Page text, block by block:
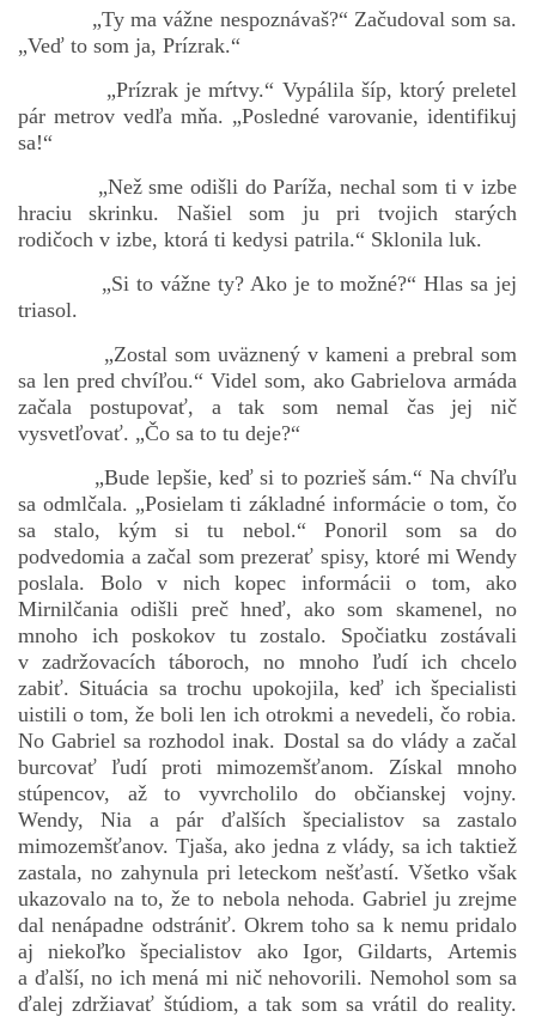
Príbehy a poviedky na tejto stránke sú duševným
vlastníctvom autorov. Všetky práva vyhradené.
© 2026 eStránky.sk| RSS|WebSlice |Aktualizované 5. 8. 2026|
Hore ↑
„Ty ma vážne nespoznávaš?“ Začudoval som sa.
„Veď to som ja, Prízrak.“
„Prízrak je mŕtvy.“ Vypálila šíp, ktorý preletel
pár metrov vedľa mňa. „Posledné varovanie, identifikuj
sa!“
„Než sme odišli do Paríža, nechal som ti v izbe
hraciu skrinku. Našiel som ju pri tvojich starých
rodičoch v izbe, ktorá ti kedysi patrila.“ Sklonila luk.
„Si to vážne ty? Ako je to možné?“ Hlas sa jej
triasol.
„Zostal som uväznený v kameni a prebral som
sa len pred chvíľou.“ Videl som, ako Gabrielova armáda
začala postupovať, a tak som nemal čas jej nič
vysvetľovať. „Čo sa to tu deje?“
„Bude lepšie, keď si to pozrieš sám.“ Na chvíľu
sa odmlčala. „Posielam ti základné informácie o tom, čo
sa stalo, kým si tu nebol.“ Ponoril som sa do
podvedomia a začal som prezerať spisy, ktoré mi Wendy
poslala. Bolo v nich kopec informácii o tom, ako
Mirnilčania odišli preč hneď, ako som skamenel, no
mnoho ich poskokov tu zostalo. Spočiatku zostávali
v zadržovacích táboroch, no mnoho ľudí ich chcelo
zabiť. Situácia sa trochu upokojila, keď ich špecialisti
uistili o tom, že boli len ich otrokmi a nevedeli, čo robia.
No Gabriel sa rozhodol inak. Dostal sa do vlády a začal
burcovať ľudí proti mimozemšťanom. Získal mnoho
stúpencov, až to vyvrcholilo do občianskej vojny.
Wendy, Nia a pár ďalších špecialistov sa zastalo
mimozemšťanov. Tjaša, ako jedna z vlády, sa ich taktiež
zastala, no zahynula pri leteckom nešťastí. Všetko však
ukazovalo na to, že to nebola nehoda. Gabriel ju zrejme
dal nenápadne odstrániť. Okrem toho sa k nemu pridalo
aj niekoľko špecialistov ako Igor, Gildarts, Artemis
a ďalší, no ich mená mi nič nehovorili. Nemohol som sa
ďalej zdržiavať štúdiom, a tak som sa vrátil do reality.